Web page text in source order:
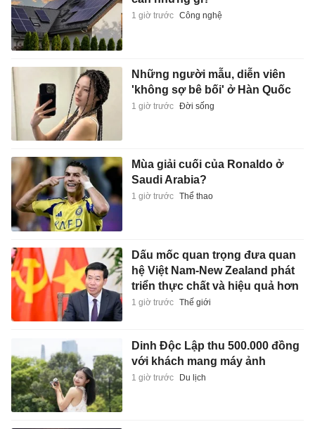
1 giờ trước Công nghệ
Những người mẫu, diễn viên
'không sợ bê bối' ở Hàn Quốc
1 giờ trước Đời sống
Mùa giải cuối của Ronaldo ở
Saudi Arabia?
1 giờ trước Thể thao
Dấu mốc quan trọng đưa quan
hệ Việt Nam-New Zealand phát
triển thực chất và hiệu quả hơn
1 giờ trước Thế giới
Dinh Độc Lập thu 500.000 đồng
với khách mang máy ảnh
1 giờ trước Du lịch